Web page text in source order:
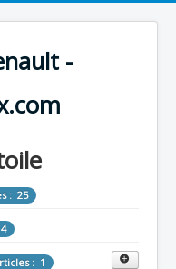
-
: 25
: 1